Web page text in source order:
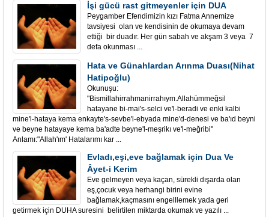
İşi gücü rast gitmeyenler için DUA
Peygamber Efendimizin kızı Fatma Annemize
tavsiyesi olan ve kendisinin de okumaya devam
ettiği bir duadır. Her gün sabah ve akşam 3 veya 7
defa okunması ...
Hata ve Günahlardan Arınma Duası(Nihat
Hatipoğlu)
Okunuşu:
"Bismillahirrahmanirrahıym.Allahümmeğsil
hatayane bi-mai's-selci ve'l-beradi ve enki kalbi
mine'l-hataya kema enkayte's-sevbe'l-ebyada mine'd-denesi ve ba'ıd beyni
ve beyne hatayaye kema ba'adte beyne'l-meşrikı ve'l-meğribi"
Anlamı:"Allah'ım' Hatalarımı kar ...
Evladı,eşi,eve bağlamak için Dua Ve
Âyet-i Kerim
Eve gelmeyen veya kaçan, sürekli dışarda olan
eş,çocuk veya herhangi birini evine
bağlamak,kaçmasını engelllemek yada geri
getirmek için DUHA suresini belirtilen miktarda okumak ve yazılı ...